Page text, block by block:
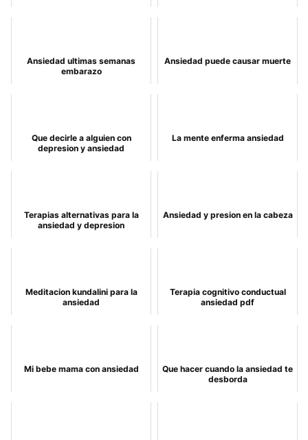
Ansiedad ultimas semanas
embarazo
Ansiedad puede causar muerte
Que decirle a alguien con
depresion y ansiedad
La mente enferma ansiedad
Terapias alternativas para la
ansiedad y depresion
Ansiedad y presion en la cabeza
Meditacion kundalini para la
ansiedad
Terapia cognitivo conductual
ansiedad pdf
Mi bebe mama con ansiedad
Que hacer cuando la ansiedad te
desborda